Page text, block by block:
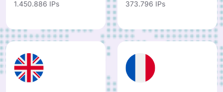
1.450.886 IPs 373.796 IPs